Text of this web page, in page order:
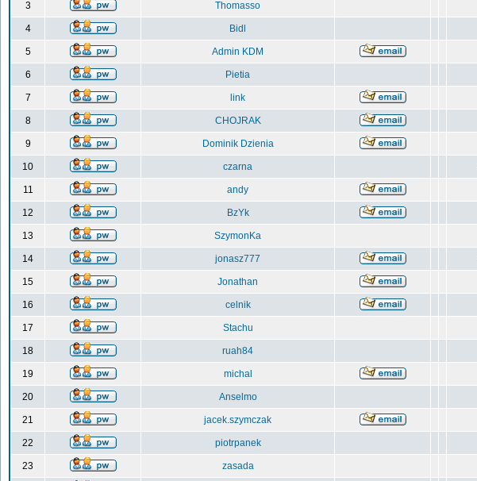
3 Thomasso
4 Bidl
5 Admin KDM
6 Pietia
7 link
8 CHOJRAK
9 Dominik Dzienia
10 czarna
11 andy
12 BzYk
13 SzymonKa
14 jonasz777
15 Jonathan
16 celnik
17 Stachu
18 ruah84
19 michal
20 Anselmo
21 jacek.szymczak
22 piotrpanek
23 zasada